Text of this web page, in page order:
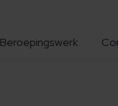
Beroepingswerk